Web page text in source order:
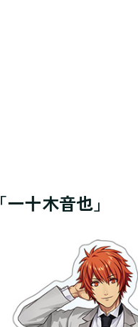
「一十木音也」